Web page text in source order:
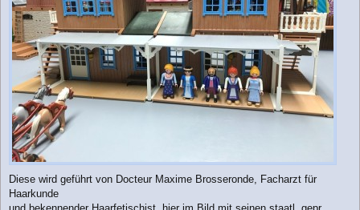
Diese wird geführt von Docteur Maxime Brosseronde, Facharzt für
Haarkunde